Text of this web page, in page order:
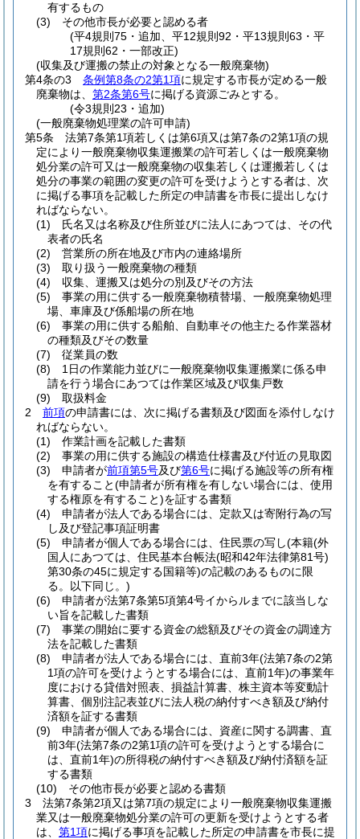
有するもの
(3)
その他市長が必要と認める者
(平4規則75・追加、平12規則92・平13規則63・平
17規則62・一部改正)
(収集及び運搬の禁止の対象となる一般廃棄物)
第4条の3
条例第8条の2第1項に規定する市長が定める一般
廃棄物は、 第2条第6号に掲げる資源ごみとする。
(令3規則23・追加)
(一般廃棄物処理業の許可申請)
第5条
法第7条第1項若しくは第6項又は第7条の2第1項の規
定により一般廃棄物収集運搬業の許可若しくは一般廃棄物
処分業の許可又は一般廃棄物の収集若しくは運搬若しくは
処分の事業の範囲の変更の許可を受けようとする者は、次
に掲げる事項を記載した所定の申請書を市長に提出しなけ
ればならない。
(1)
氏名又は名称及び住所並びに法人にあつては、その代
表者の氏名
(2)
営業所の所在地及び市内の連絡場所
(3)
取り扱う一般廃棄物の種類
(4)
収集、運搬又は処分の別及びその方法
(5)
事業の用に供する一般廃棄物積替場、一般廃棄物処理
場、車庫及び係船場の所在地
(6)
事業の用に供する船舶、自動車その他主たる作業器材
の種類及びその数量
(7)
従業員の数
(8)
1日の作業能力並びに一般廃棄物収集運搬業に係る申
請を行う場合にあつては作業区域及び収集戸数
(9)
取扱料金
2
前項の申請書には、次に掲げる書類及び図面を添付しなけ
ればならない。
(1)
作業計画を記載した書類
(2)
事業の用に供する施設の構造仕様書及び付近の見取図
(3)
申請者が前項第5号及び第6号に掲げる施設等の所有権
を有すること(申請者が所有権を有しない場合には、使用
する権原を有すること)を証する書類
(4)
申請者が法人である場合には、定款又は寄附行為の写
し及び登記事項証明書
(5)
申請者が個人である場合には、住民票の写し(本籍(外
国人にあつては、住民基本台帳法(昭和42年法律第81号)
第30条の45に規定する国籍等)の記載のあるものに限
る。以下同じ。)
(6)
申請者が法第7条第5項第4号イからルまでに該当しな
い旨を記載した書類
(7)
事業の開始に要する資金の総額及びその資金の調達方
法を記載した書類
(8)
申請者が法人である場合には、直前3年(法第7条の2第
1項の許可を受けようとする場合には、直前1年)の事業年
度における貸借対照表、損益計算書、株主資本等変動計
算書、個別注記表並びに法人税の納付すべき額及び納付
済額を証する書類
(9)
申請者が個人である場合には、資産に関する調書、直
前3年(法第7条の2第1項の許可を受けようとする場合に
は、直前1年)の所得税の納付すべき額及び納付済額を証
する書類
(10)
その他市長が必要と認める書類
3
法第7条第2項又は第7項の規定により一般廃棄物収集運搬
業又は一般廃棄物処分業の許可の更新を受けようとする者
は、 第1項に掲げる事項を記載した所定の申請書を市長に提